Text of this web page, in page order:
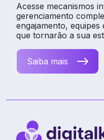
Acesse mecanismos
gerenciamento
engajamento,
que tornarão a sua
Saiba mais